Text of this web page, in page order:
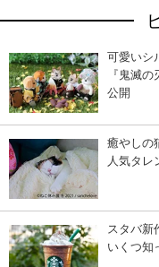
可愛いシ
『鬼滅
公開
癒やしの
人気タレ
スタバ新
いくつ